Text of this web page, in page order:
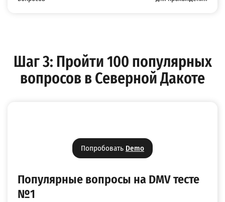
Шаг 3: Пройти 100 популярных
вопросов в Северной Дакоте
Попробовать Demo
Популярные вопросы на DMV тесте
№1